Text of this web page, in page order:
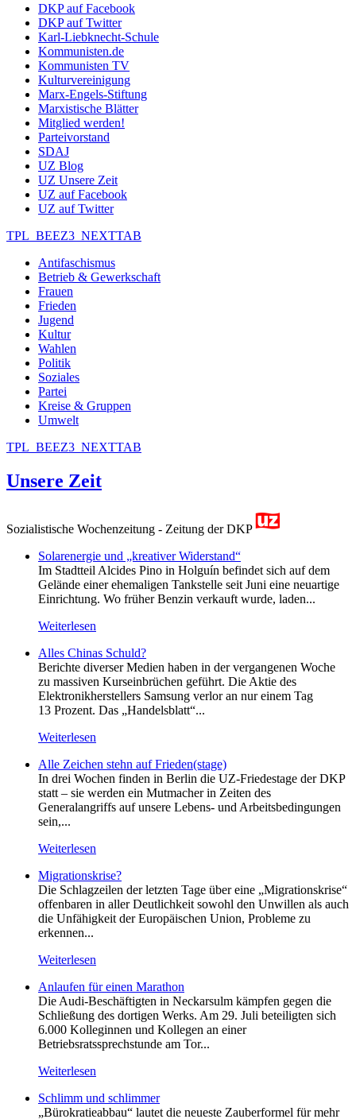
DKP auf Facebook
DKP auf Twitter
Karl-Liebknecht-Schule
Kommunisten.de
Kommunisten TV
Kulturvereinigung
Marx-Engels-Stiftung
Marxistische Blätter
Mitglied werden!
Parteivorstand
SDAJ
UZ Blog
UZ Unsere Zeit
UZ auf Facebook
UZ auf Twitter
TPL_BEEZ3_NEXTTAB
Antifaschismus
Betrieb & Gewerkschaft
Frauen
Frieden
Jugend
Kultur
Wahlen
Politik
Soziales
Partei
Kreise & Gruppen
Umwelt
TPL_BEEZ3_NEXTTAB
Unsere Zeit
Sozialistische Wochenzeitung - Zeitung der DKP
Solarenergie und „kreativer Widerstand“
Im Stadtteil Alcides Pino in Holguín befindet sich auf dem
Gelände einer ehemaligen Tankstelle seit Juni eine neuartige
Einrichtung. Wo früher Benzin verkauft wurde, laden...
Weiterlesen
Alles Chinas Schuld?
Berichte diverser Medien haben in der vergangenen Woche
zu massiven Kurseinbrüchen geführt. Die Aktie des
Elektronikherstellers Samsung verlor an nur einem Tag
13 Prozent. Das „Handelsblatt“...
Weiterlesen
Alle Zeichen stehn auf Frieden(stage)
In drei Wochen finden in Berlin die UZ-Friedestage der DKP
statt – sie werden ein Mutmacher in Zeiten des
Generalangriffs auf unsere Lebens- und Arbeitsbedingungen
sein,...
Weiterlesen
Migrationskrise?
Die Schlagzeilen der letzten Tage über eine „Migrationskrise“
offenbaren in aller Deutlichkeit sowohl den Unwillen als auch
die Unfähigkeit der Europäischen Union, Probleme zu
erkennen...
Weiterlesen
Anlaufen für einen Marathon
Die Audi-Beschäftigten in Neckarsulm kämpfen gegen die
Schließung des dortigen Werks. Am 29. Juli beteiligten sich
6.000 Kolleginnen und Kollegen an einer
Betriebsratssprechstunde am Tor...
Weiterlesen
Schlimm und schlimmer
„Bürokratieabbau“ lautet die neueste Zauberformel für mehr